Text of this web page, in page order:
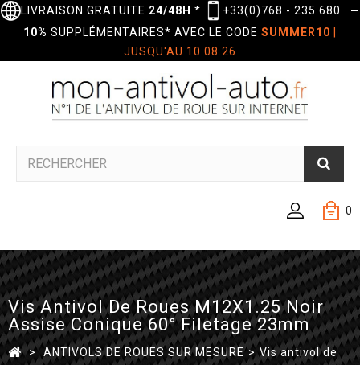
LIVRAISON GRATUITE 24/48H * +33(0)768 - 235 680
—
10% SUPPLÉMENTAIRES* AVEC LE CODE SUMMER10
JUSQU'AU 10.08.26
0
Vis Antivol De Roues M12X1.25 Noir
Assise Conique 60° Filetage 23mm
> ANTIVOLS DE ROUES SUR MESURE > Vis antivol de